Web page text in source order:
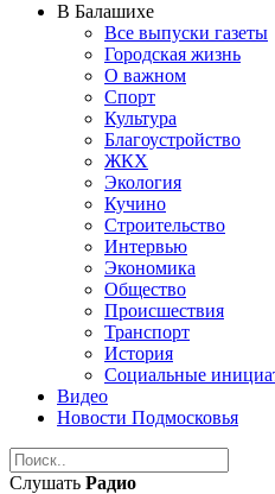
В Балашихе
Все выпуски газеты
Городская жизнь
О важном
Спорт
Культура
Благоустройство
ЖКХ
Экология
Кучино
Строительство
Интервью
Экономика
Общество
Происшествия
Транспорт
История
Социальные
Видео
Новости Подмосковья
Слушать Радио